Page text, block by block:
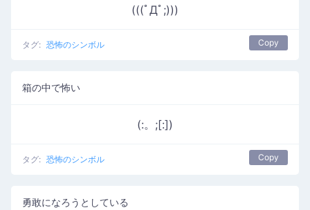
(((ﾟДﾟ;)))
タグ: 恐怖のシンボル Copy
箱の中で怖い
(:。;[:])
タグ: 恐怖のシンボル Copy
勇敢になろうとしている